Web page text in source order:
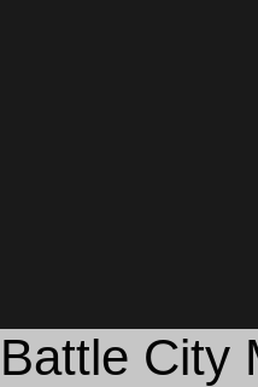
Battle City